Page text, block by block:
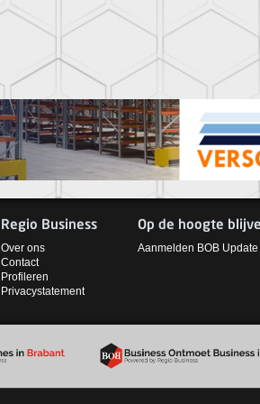
Regio Business
Over ons
Contact
Profileren
Privacystatement
Op de hoogte
Aanmelden BOB Update